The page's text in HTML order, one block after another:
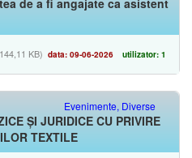
de a fi angajate ca asistent
KB) data: 09-06-2026 utilizator: 1
Evenimente, Diverse
ȘI JURIDICE CU PRIVIRE
TEXTILE